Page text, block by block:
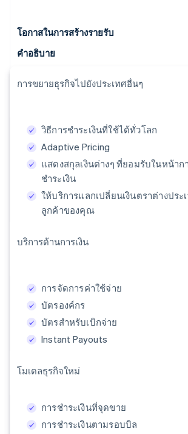
โอกาสในการสร้างรายรับ
คำอธิบาย
การขยายธุรกิจไปยังประเทศอื่นๆ
วิธีการชำระเงินที่ใช้ได้ทั่วโลก
Adaptive Pricing
แสดงสกุลเงินต่างๆ ที่ยอมรับในหน้าก
ชำระเงิน
ให้บริการแลกเปลี่ยนเงินตราต่างประ
ลูกค้าของคุณ
บริการด้านการเงิน
การจัดการค่าใช้จ่าย
บัตรองค์กร
บัตรสำหรับเบิกจ่าย
Instant Payouts
โมเดลธุรกิจใหม่
การชำระเงินที่จุดขาย
การชำระเงินตามรอบบิล